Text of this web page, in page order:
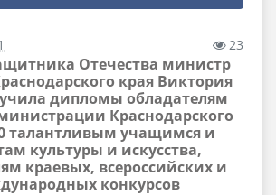
23
Отечества министр
края Виктория
дипломы обладателям
Краснодарского
талантливым учащимся и
культуры и искусства,
краевых, всероссийских и
конкурсов